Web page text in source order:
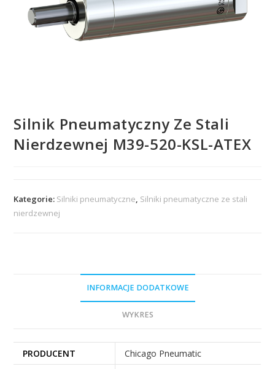
Silnik Pneumatyczny Ze Stali
Nierdzewnej M39-520-KSL-ATEX
Kategorie: Silniki pneumatyczne, Silniki pneumatyczne ze stali
nierdzewnej
INFORMACJE DODATKOWE
WYKRES
PRODUCENT
Chicago Pneumatic